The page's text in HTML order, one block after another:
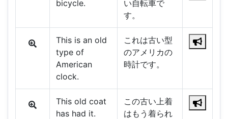
bicycle.
い自転車で
す。
This is an old
type of
American
clock.
これは古い型
のアメリカの
時計です。
This old coat
has had it.
この古い上着
はもう着られ